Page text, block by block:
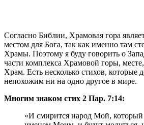
Согласно Библии, Храмовая гора
местом для Бога, так как именно там
Храмы. Поэтому я буду говорить о
части комплекса Храмовой горы,
Храм. Есть несколько стихов, которые
непохожим ни на одно другое в мире.
Многим знаком стих 2 Пар. 7:14:
«И смирится народ Мой, который